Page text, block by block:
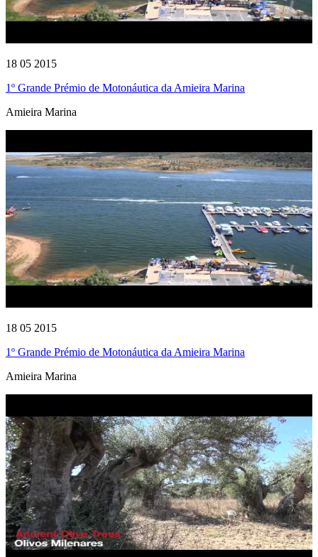
18 05 2015
1º Grande Prémio de Motonáutica da Amieira Marina
Amieira Marina
18 05 2015
1º Grande Prémio de Motonáutica da Amieira Marina
Amieira Marina